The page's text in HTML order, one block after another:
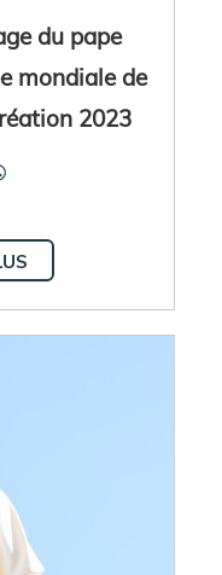
du pape
mondiale de
2023